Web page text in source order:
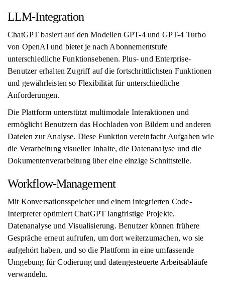
LLM-Integration
ChatGPT basiert auf den Modellen GPT-4 und GPT-4 Turbo
von OpenAI und bietet je nach Abonnementstufe
unterschiedliche Funktionsebenen. Plus- und Enterprise-
Benutzer erhalten Zugriff auf die fortschrittlichsten Funktionen
und gewährleisten so Flexibilität für unterschiedliche
Anforderungen.
Die Plattform unterstützt multimodale Interaktionen und
ermöglicht Benutzern das Hochladen von Bildern und anderen
Dateien zur Analyse. Diese Funktion vereinfacht Aufgaben wie
die Verarbeitung visueller Inhalte, die Datenanalyse und die
Dokumentenverarbeitung über eine einzige Schnittstelle.
Workflow-Management
Mit Konversationsspeicher und einem integrierten Code-
Interpreter optimiert ChatGPT langfristige Projekte,
Datenanalyse und Visualisierung. Benutzer können frühere
Gespräche erneut aufrufen, um dort weiterzumachen, wo sie
aufgehört haben, und so die Plattform in eine umfassende
Umgebung für Codierung und datengesteuerte Arbeitsabläufe
verwandeln.